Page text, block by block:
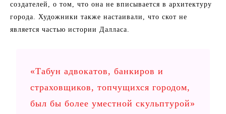
создателей, о том, что она не вписывается в архитектуру
города. Художники также настаивали, что скот не
является частью истории Далласа.
«Табун адвокатов, банкиров и
страховщиков, топчущихся городом,
был бы более уместной скульптурой»